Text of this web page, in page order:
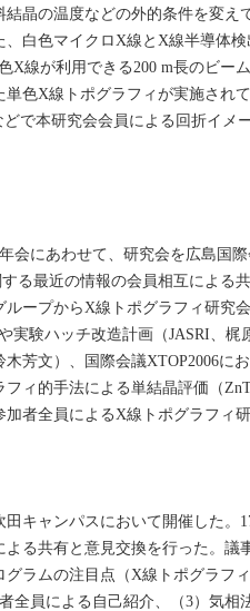
晶の温度などの外的条件を変え
白色マイクロX線とX線半導体
X線が利用できる200 m長のビー
色X線トポグラフィが実施され
で本研究会会員による回折イメ
会にあわせて、研究会を広島国
る最近の情報の会員相互による
ープからX線トポグラフィ研究
実験ハッチ改造計画（JASRI、梶
芳文）、国際会議XTOP2006に
ィ的手法による単結晶評価（
者全員によるX線トポグラフィ
キャンパスにおいて開催した。
る共有と意見交換を行った。議
ラムの注目点（X線トポグラフ
全員による自己紹介、（3）気